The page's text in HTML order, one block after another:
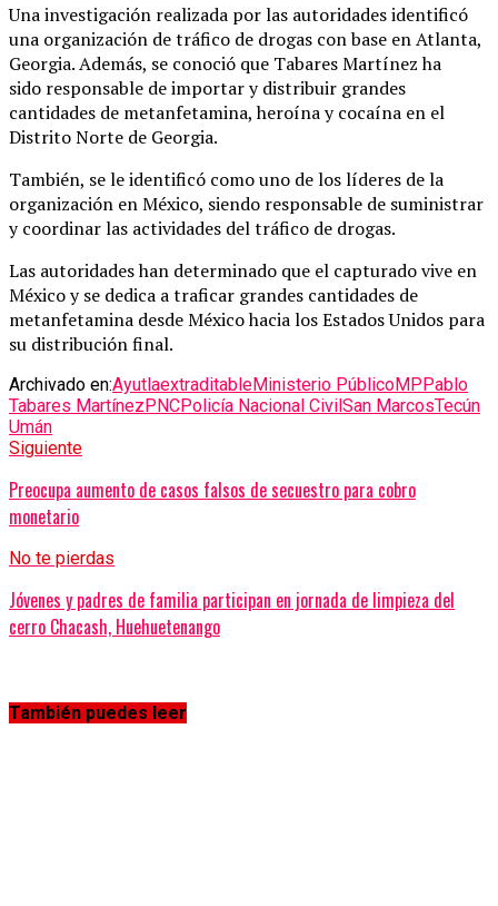
Una investigación realizada por las autoridades identificó
una organización de tráfico de drogas con base en Atlanta,
Georgia. Además, se conoció que Tabares Martínez ha
sido responsable de importar y distribuir grandes
cantidades de metanfetamina, heroína y cocaína en el
Distrito Norte de Georgia.
También, se le identificó como uno de los líderes de la
organización en México, siendo responsable de suministrar
y coordinar las actividades del tráfico de drogas.
Las autoridades han determinado que el capturado vive en
México y se dedica a traficar grandes cantidades de
metanfetamina desde México hacia los Estados Unidos para
su distribución final.
Archivado en:AyutlaextraditableMinisterio PúblicoMPPablo
Tabares MartínezPNCPolicía Nacional CivilSan MarcosTecún
Umán
Siguiente
Preocupa aumento de casos falsos de secuestro para cobro
monetario
No te pierdas
Jóvenes y padres de familia participan en jornada de limpieza del
cerro Chacash, Huehuetenango
También puedes leer